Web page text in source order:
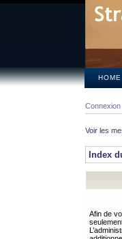
HOME
Connexion
Voir les
Index
Afin de